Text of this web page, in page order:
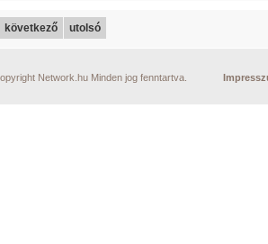
következő utolsó
Network.hu Minden jog fenntartva.